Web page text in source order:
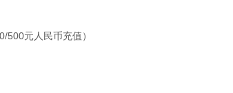
500元人民币充值）